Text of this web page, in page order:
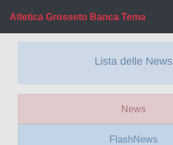
Atletica Grosseto Banca Tema
Lista delle News
News
FlashNews